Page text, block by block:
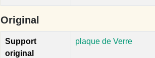
Original
Support
original
plaque de Verre